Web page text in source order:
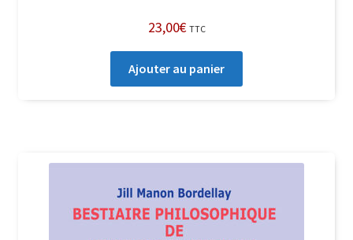
23,00€ TTC
Ajouter au panier